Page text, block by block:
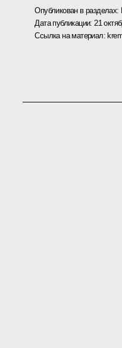
Опубликован в разделах:
Дата публикации: 21
Ссылка на материал: